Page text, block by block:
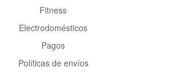
Fitness
Electrodomésticos
Pagos
Políticas de envíos